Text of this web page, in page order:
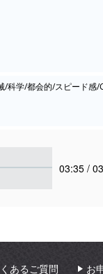
科学/都会的/スピード感
Current
03:35 /
あるご質問 お